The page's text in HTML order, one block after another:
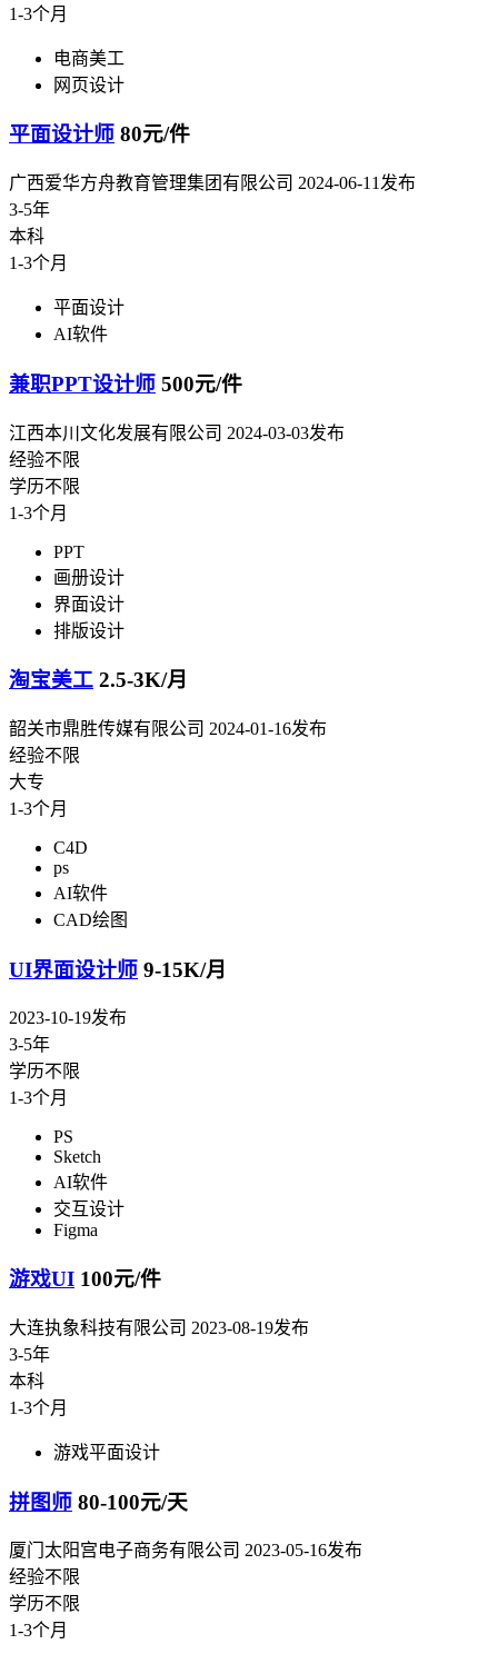
1-3个月
电商美工
网页设计
平面设计师 80元/件
广西爱华方舟教育管理集团有限公司 2024-06-11发布
3-5年
本科
1-3个月
平面设计
AI软件
兼职PPT设计师 500元/件
江西本川文化发展有限公司 2024-03-03发布
经验不限
学历不限
1-3个月
PPT
画册设计
界面设计
排版设计
淘宝美工 2.5-3K/月
韶关市鼎胜传媒有限公司 2024-01-16发布
经验不限
大专
1-3个月
C4D
ps
AI软件
CAD绘图
UI界面设计师 9-15K/月
2023-10-19发布
3-5年
学历不限
1-3个月
PS
Sketch
AI软件
交互设计
Figma
游戏UI 100元/件
大连执象科技有限公司 2023-08-19发布
3-5年
本科
1-3个月
游戏平面设计
拼图师 80-100元/天
厦门太阳宫电子商务有限公司 2023-05-16发布
经验不限
学历不限
1-3个月